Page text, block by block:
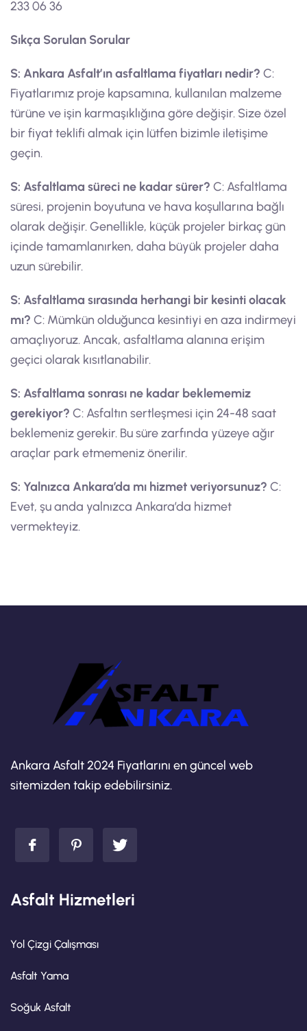
233 06 36
Sıkça Sorulan Sorular
S: Ankara Asfalt’ın asfaltlama fiyatları nedir? C:
Fiyatlarımız proje kapsamına, kullanılan malzeme
türüne ve işin karmaşıklığına göre değişir. Size özel
bir fiyat teklifi almak için lütfen bizimle iletişime
geçin.
S: Asfaltlama süreci ne kadar sürer? C: Asfaltlama
süresi, projenin boyutuna ve hava koşullarına bağlı
olarak değişir. Genellikle, küçük projeler birkaç gün
içinde tamamlanırken, daha büyük projeler daha
uzun sürebilir.
S: Asfaltlama sırasında herhangi bir kesinti olacak
mı? C: Mümkün olduğunca kesintiyi en aza indirmeyi
amaçlıyoruz. Ancak, asfaltlama alanına erişim
geçici olarak kısıtlanabilir.
S: Asfaltlama sonrası ne kadar beklememiz
gerekiyor? C: Asfaltın sertleşmesi için 24-48 saat
beklemeniz gerekir. Bu süre zarfında yüzeye ağır
araçlar park etmemeniz önerilir.
S: Yalnızca Ankara’da mı hizmet veriyorsunuz? C:
Evet, şu anda yalnızca Ankara’da hizmet
vermekteyiz.
Ankara Asfalt 2024 Fiyatlarını en güncel web
sitemizden takip edebilirsiniz.
Asfalt Hizmetleri
Yol Çizgi Çalışması
Asfalt Yama
Soğuk Asfalt